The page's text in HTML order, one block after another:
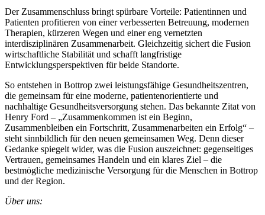
Der Zusammenschluss bringt spürbare Vorteile: Patientinnen und
Patienten profitieren von einer verbesserten Betreuung, modernen
Therapien, kürzeren Wegen und einer eng vernetzten
interdisziplinären Zusammenarbeit. Gleichzeitig sichert die Fusion
wirtschaftliche Stabilität und schafft langfristige
Entwicklungsperspektiven für beide Standorte.
So entstehen in Bottrop zwei leistungsfähige Gesundheitszentren,
die gemeinsam für eine moderne, patientenorientierte und
nachhaltige Gesundheitsversorgung stehen. Das bekannte Zitat von
Henry Ford – „Zusammenkommen ist ein Beginn,
Zusammenbleiben ein Fortschritt, Zusammenarbeiten ein Erfolg“ –
steht sinnbildlich für den neuen gemeinsamen Weg. Denn dieser
Gedanke spiegelt wider, was die Fusion auszeichnet: gegenseitiges
Vertrauen, gemeinsames Handeln und ein klares Ziel – die
bestmögliche medizinische Versorgung für die Menschen in Bottrop
und der Region.
Über uns: